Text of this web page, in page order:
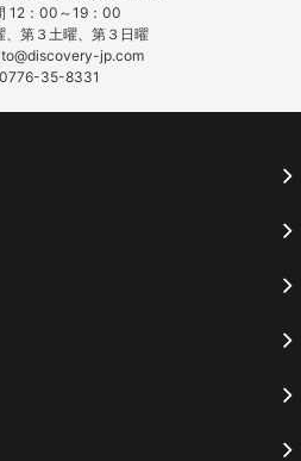
12：00～19：00
第３土曜、第３日曜
jp.com
35-8331